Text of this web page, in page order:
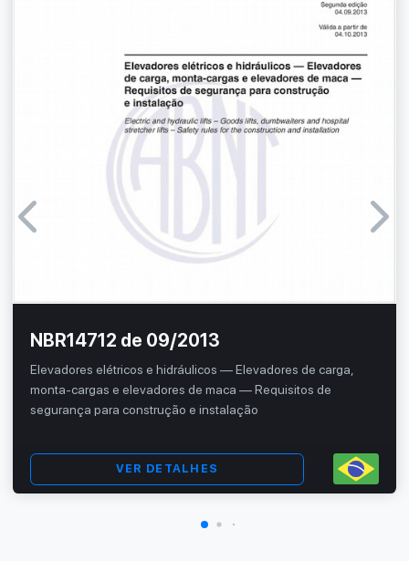
NBR14712 de 09/2013
Elevadores elétricos e hidráulicos — Elevadores de carga,
monta-cargas e elevadores de maca — Requisitos de
segurança para construção e instalação
VER DETALHES